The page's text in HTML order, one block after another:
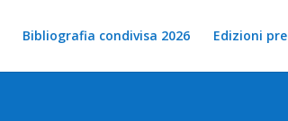
Bibliografia condivisa 2026 Edizioni